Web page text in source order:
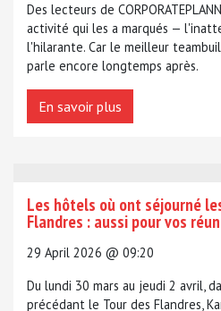
Des lecteurs de
activité qui les a marqués —
l'hilarante. Car le meilleur
parle encore longtemps après.
En savoir plus
Les hôtels où ont séjourné
Flandres : aussi pour vos
29 April 2026 @ 09:20
Du lundi 30 mars au jeudi 2 avril,
précédant le Tour des Flandres,